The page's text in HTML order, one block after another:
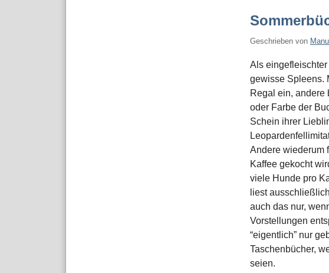
Geschrieben von
Als
gewisse Spleens.
Regal ein, andere
oder Farbe der
Schein ihrer
Andere wiederum
Kaffee gekocht
viele Hunde pro
liest
auch das nur,
Vorstellungen
“eigentlich” nur
Taschenbücher,
seien.